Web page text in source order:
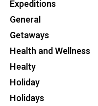
Expeditions
General
Getaways
Health and Wellness
Healty
Holiday
Holidays